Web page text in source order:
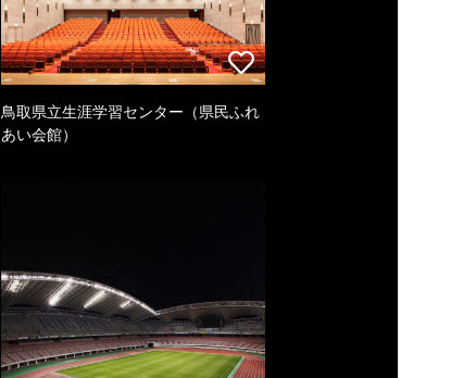
鳥取県立生涯学習センター（県民ふれ
あい会館）